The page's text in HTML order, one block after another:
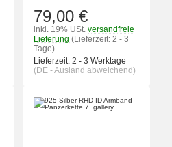
79,00 €
inkl. 19% USt. versandfreie
Lieferung (Lieferzeit: 2 - 3
Tage)
Lieferzeit: 2 - 3 Werktage
(DE - Ausland abweichend)